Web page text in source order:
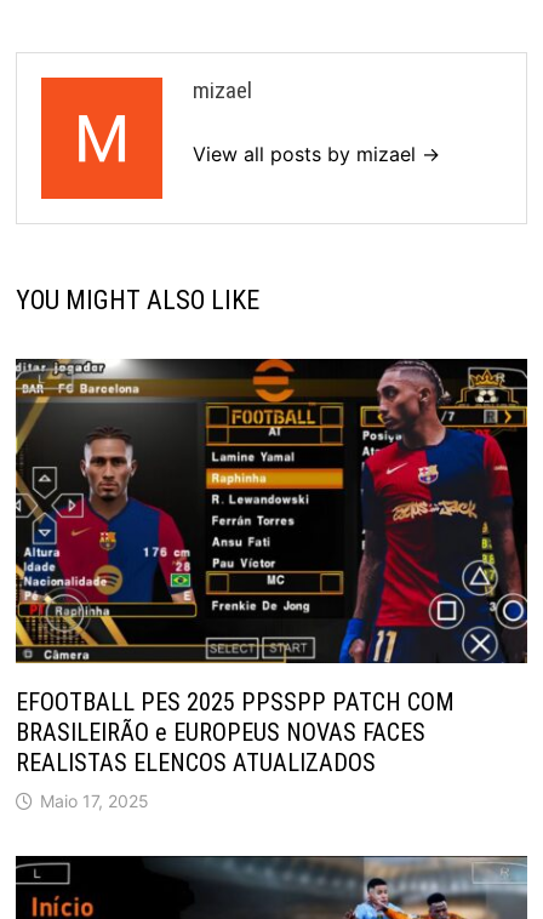
mizael
View all posts by mizael →
YOU MIGHT ALSO LIKE
EFOOTBALL PES 2025 PPSSPP PATCH COM
BRASILEIRÃO e EUROPEUS NOVAS FACES
REALISTAS ELENCOS ATUALIZADOS
Maio 17, 2025